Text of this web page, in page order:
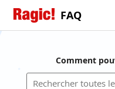
FAQ
Comment